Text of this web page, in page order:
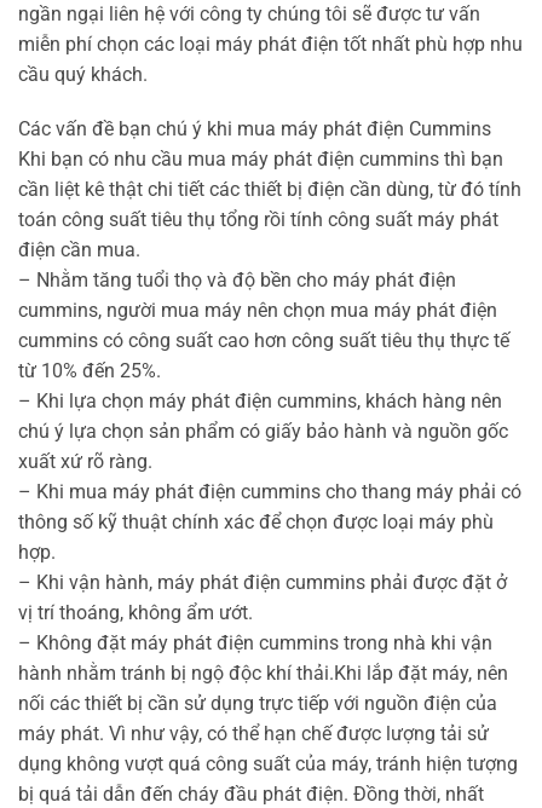
ngần ngại liên hệ với công ty chúng tôi sẽ được tư vấn
miễn phí chọn các loại máy phát điện tốt nhất phù hợp nhu
cầu quý khách.
Các vấn đề bạn chú ý khi mua máy phát điện Cummins
Khi bạn có nhu cầu mua máy phát điện cummins thì bạn
cần liệt kê thật chi tiết các thiết bị điện cần dùng, từ đó tính
toán công suất tiêu thụ tổng rồi tính công suất máy phát
điện cần mua.
– Nhằm tăng tuổi thọ và độ bền cho máy phát điện
cummins, người mua máy nên chọn mua máy phát điện
cummins có công suất cao hơn công suất tiêu thụ thực tế
từ 10% đến 25%.
– Khi lựa chọn máy phát điện cummins, khách hàng nên
chú ý lựa chọn sản phẩm có giấy bảo hành và nguồn gốc
xuất xứ rõ ràng.
– Khi mua máy phát điện cummins cho thang máy phải có
thông số kỹ thuật chính xác để chọn được loại máy phù
hợp.
– Khi vận hành, máy phát điện cummins phải được đặt ở
vị trí thoáng, không ẩm ướt.
– Không đặt máy phát điện cummins trong nhà khi vận
hành nhằm tránh bị ngộ độc khí thải.Khi lắp đặt máy, nên
nối các thiết bị cần sử dụng trực tiếp với nguồn điện của
máy phát. Vì như vậy, có thể hạn chế được lượng tải sử
dụng không vượt quá công suất của máy, tránh hiện tượng
bị quá tải dẫn đến cháy đầu phát điện. Đồng thời, nhất